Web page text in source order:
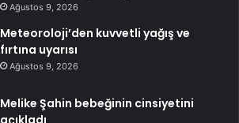
Ağustos 9, 2026
Meteoroloji’den kuvvetli yağış ve
fırtına uyarısı
Ağustos 9, 2026
Melike Şahin bebeğinin cinsiyetini